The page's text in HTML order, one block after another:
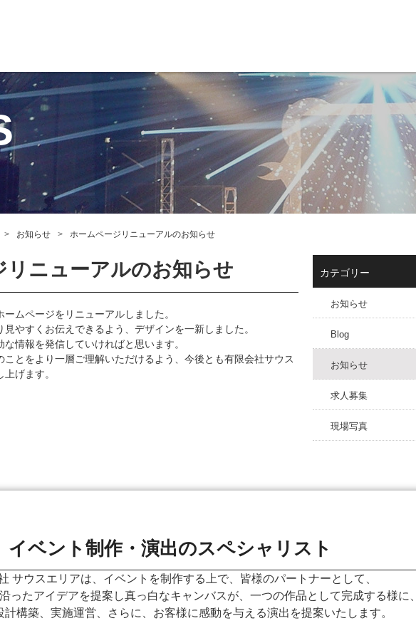
お知らせ ホームページリニューアルのお知らせ
リニューアルのお知らせ
ムページをリニューアルしました。
やすくお伝えできるよう、デザインを一新しました。
情報を発信していければと思います。
ことをより一層ご理解いただけるよう、今後とも有限会社サウス
げます。
カテゴリー
お知らせ
Blog
お知らせ
求人募集
現場写真
イベント制作・演出のスペシャリスト
サウスエリアは、イベントを制作する上で、皆様のパートナーとして、
ったアイデアを提案し真っ白なキャンバスが、一つの作品として完成する様に、
計構築、実施運営、さらに、お客様に感動を与える演出を提案いたします。